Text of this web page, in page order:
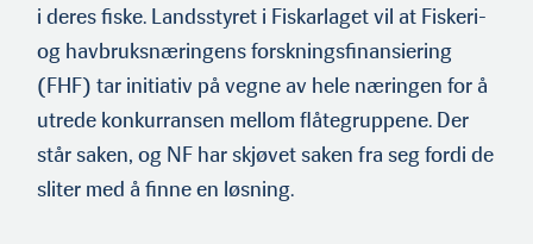
i deres fiske. Landsstyret i Fiskarlaget vil at Fiskeri-
og havbruksnæringens forskningsfi­nansiering
(FHF) tar initiativ på vegne av hele næringen for å
utrede konkurransen mellom flåtegruppene. Der
står saken, og NF har skjøvet saken fra seg fordi de
sliter med å finne en løsning.